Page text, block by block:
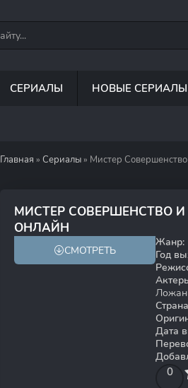
СЕРИАЛЫ НОВЫЕ СЕРИАЛЫ
Главная » Сериалы » Мистер
МИСТЕР СОВЕРШЕНСТВО
ОНЛАЙН
7.3
СМОТРЕТЬ
Жанр:
Год
Дата
0
4